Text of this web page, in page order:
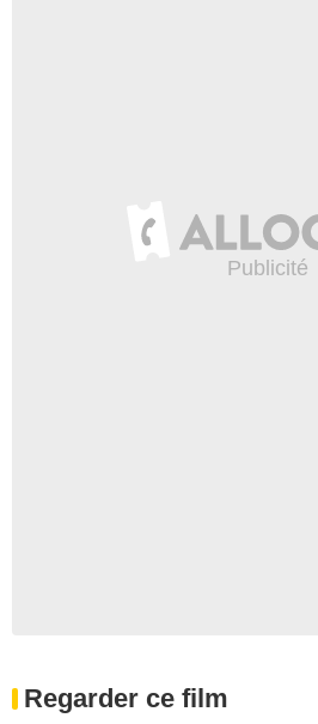
Regarder ce film